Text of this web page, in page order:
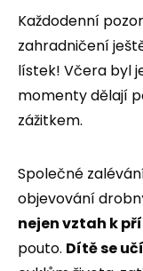
Každodenní
zahradničení
lístek! Včera byl
momenty dělají
zážitkem.
Společné
objevování
nejen vztah k
pouto. Dítě se